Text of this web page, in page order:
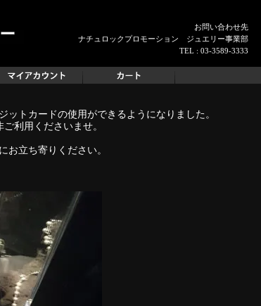
お問い合わせ先
ナチュロックプロモーション ジュエリー事業部
TEL : 03-3589-3333
トカードの使用ができるようになりました。
利用くださいませ。
立ち寄りください。